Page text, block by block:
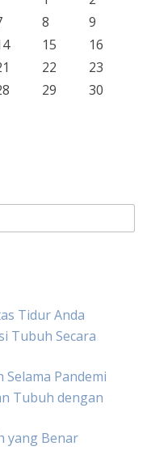
8
9
15
16
22
23
29
30
Tidur Anda
Tubuh Secara
Pandemi
Tubuh dengan
yang Benar